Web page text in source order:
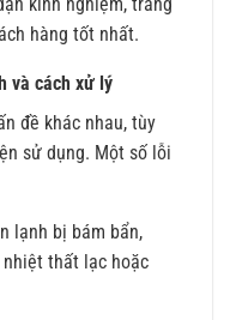
hàng tốt nhất.
và cách xử lý
đề khác nhau, tùy
sử dụng. Một số lỗi
lạnh bị bám bẩn,
nhiệt thất lạc hoặc